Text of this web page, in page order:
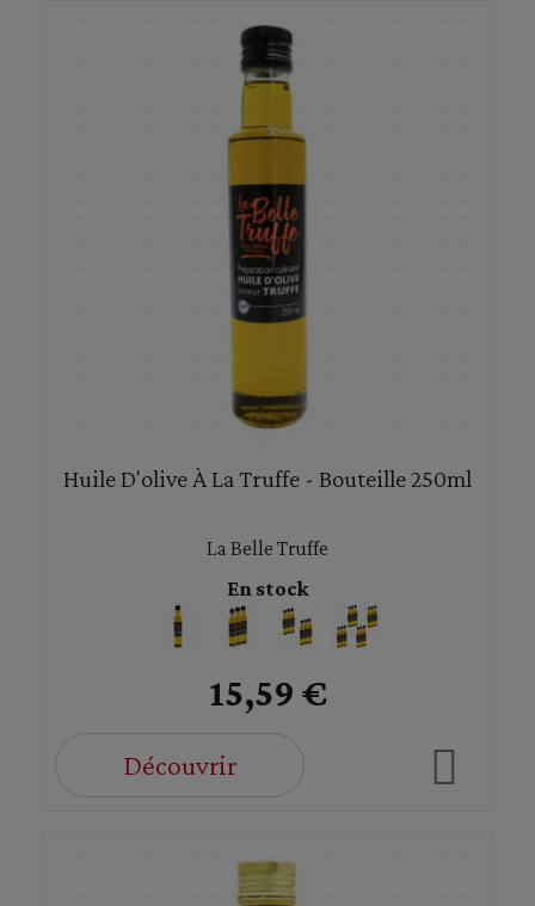
Huile D'olive À La Truffe - Bouteille 250ml
La Belle Truffe
En stock
15,59 €
Découvrir